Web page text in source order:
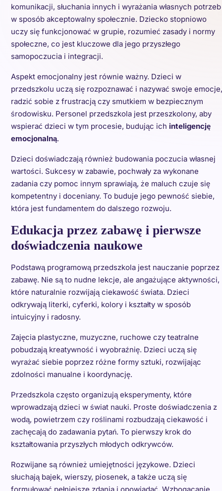
komunikacji, słuchania innych i wyrażania własnych potrzeb
w sposób akceptowalny społecznie. Dziecko stopniowo
uczy się funkcjonować w grupie, rozumieć zasady i normy
społeczne, co jest kluczowe dla jego przyszłego
samopoczucia i integracji.
Aspekt emocjonalny jest równie ważny. Dzieci w
przedszkolu uczą się rozpoznawać i nazywać swoje emocje,
radzić sobie z frustracją czy smutkiem w bezpiecznym
środowisku. Personel przedszkola jest przeszkolony, aby
wspierać dzieci w tym procesie, budując ich inteligencję
emocjonalną.
Dzieci doświadczają również budowania poczucia własnej
wartości. Sukcesy w zabawie, pochwały za wykonane
zadania czy pomoc innym sprawiają, że maluch czuje się
kompetentny i doceniany. To buduje jego pewność siebie,
która jest fundamentem do dalszego rozwoju.
Edukacja przez zabawę i pierwsze
doświadczenia naukowe
Podstawą programową przedszkola jest nauczanie poprzez
zabawę. Nie są to nudne lekcje, ale angażujące aktywności,
które naturalnie rozwijają ciekawość świata. Dzieci
odkrywają literki, cyferki, kolory i kształty w sposób
intuicyjny i radosny.
Zajęcia plastyczne, muzyczne, ruchowe czy teatralne
pobudzają kreatywność i wyobraźnię. Dzieci uczą się
wyrażać siebie poprzez różne formy sztuki, rozwijając
zdolności manualne i koordynację.
Przedszkola często organizują eksperymenty, które
wprowadzają dzieci w świat nauki. Proste doświadczenia z
wodą, powietrzem czy roślinami rozbudzają ciekawość i
zachęcają do zadawania pytań. To pierwszy krok do
kształtowania przyszłych młodych odkrywców.
Rozwijane są również umiejętności językowe. Dzieci
słuchają bajek, wierszy, piosenek, a także uczą się